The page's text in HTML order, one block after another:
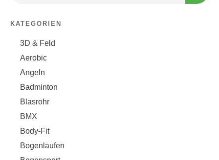
KATEGORIEN
3D & Feld
Aerobic
Angeln
Badminton
Blasrohr
BMX
Body-Fit
Bogenlaufen